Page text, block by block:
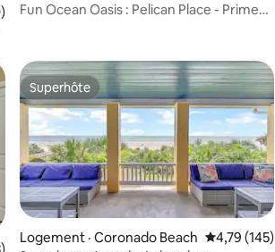
de 4,87 sur 5, 130 commentaires
hores
Fun Ocean Oasis : Pelican Place - Prime
Superhôte
Superhôte
Logement · Coronado Beach Note
4,79 (145)